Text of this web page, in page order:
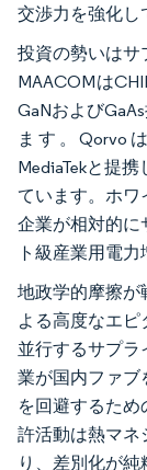
交渉力を強化し
投資の勢いはサ
MAACOMは
GaNおよび
ます。Qorvo
MediaTekと提
ています。ホワ
企業が相対的に
ト級産業用電
地政学的摩擦が
よる高度なエピ
並行するサプ
業が国内ファブ
を回避するた
許活動は熱マネ
り、差別化が